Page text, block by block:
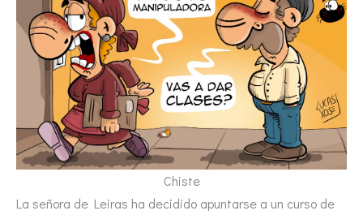
Chiste
La señora de Leiras ha decidido apuntarse a un curso de